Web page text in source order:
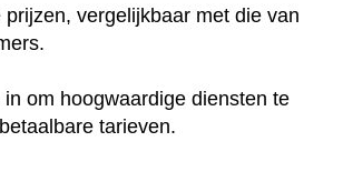
vergelijkbaar met die van
om hoogwaardige diensten te
tarieven.